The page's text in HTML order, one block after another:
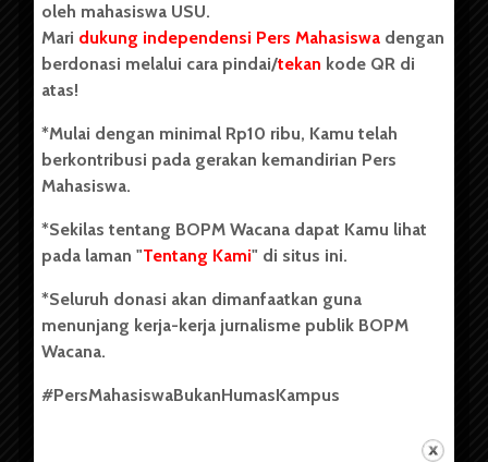
Copyright © 2023. All rights reserved BOPM WACANA.
Badan Otonom Pers Mahasiswa (BOPM) Wacana merupakan
pers mahasiswa yang berdiri di luar kampus dan dikelola
(USU). Sebelumnya BOPM Wacana merupakan salah satu
Unit Kegiatan Mahasiswa (UKM) di Universitas Sumatera
berdiri pada 1 Juli 1995.
Tentang Kami
oleh mahasiswa USU.
Mari dukung independensi Pers Mahasiswa dengan
berdonasi melalui cara pindai/tekan kode QR di
atas!
*Mulai dengan minimal Rp10 ribu, Kamu telah
berkontribusi pada gerakan kemandirian Pers
Mahasiswa.
*Sekilas tentang BOPM Wacana dapat Kamu lihat
pada laman "Tentang Kami" di situs ini.
*Seluruh donasi akan dimanfaatkan guna
menunjang kerja-kerja jurnalisme publik BOPM
Wacana.
#PersMahasiswaBukanHumasKampus